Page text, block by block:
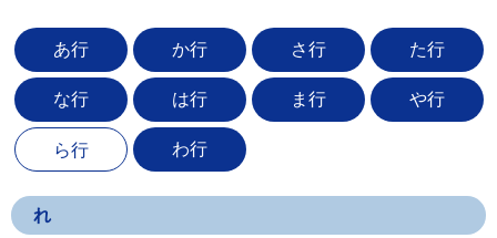
あ行 か行 さ行 た行
な行 は行 ま行 や行
ら行 わ行
れ